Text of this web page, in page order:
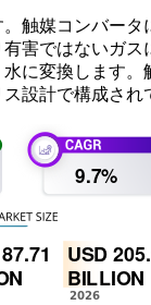
触媒コンバー
害ではないガ
に変換します
設計で構成され